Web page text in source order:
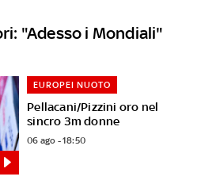
"Adesso i Mondiali"
Pellacani/Pizzini oro nel
sincro 3m donne
EUROPEI NUOTO
06 ago - 18:50